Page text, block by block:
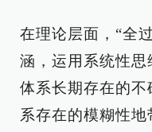
在理论层面，“全
涵，运用系统性思
体系长期存在的
系存在的模糊性